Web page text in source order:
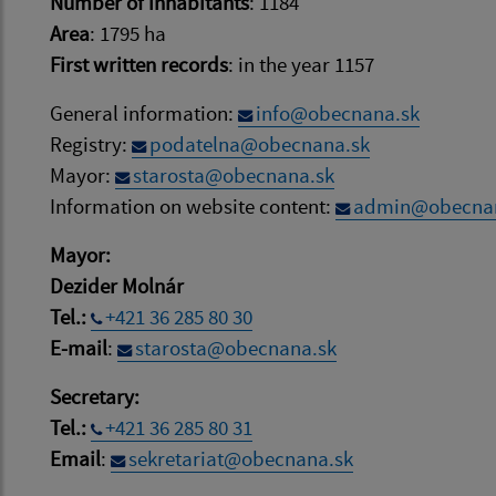
Area: 1795 ha
First written records: in the year 1157
General information:
info@obecnana.sk
Registry:
podatelna@obecnana.sk
Mayor:
starosta@obecnana.sk
Information on website content:
Mayor:
Dezider Molnár
Tel.:
+421 36 285 80 30
E-mail:
starosta@obecnana.sk
Secretary:
Tel.:
+421 36 285 80 31
Email:
sekretariat@obecnana.sk